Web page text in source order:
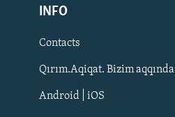
Українською
QOŞULIÑIZ!
INFO
Contacts
Qırım.Aqiqat. Bizim aqqında
Android | iOS